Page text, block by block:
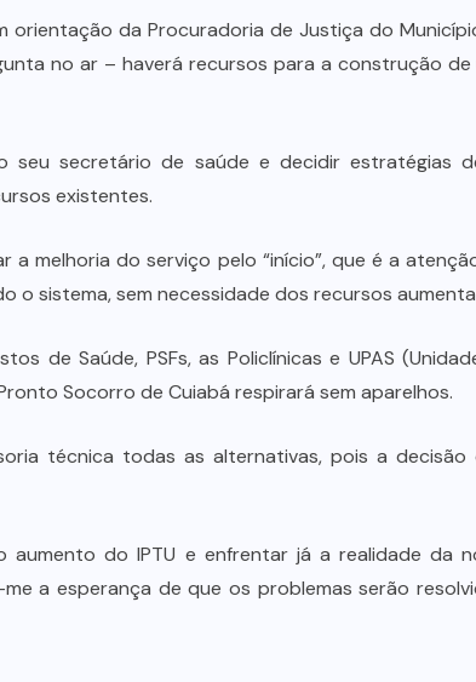
orientação da Procuradoria de Justiça do
no ar – haverá recursos para a construção
seu secretário de saúde e decidir estratégias
existentes.
a melhoria do serviço pelo “início”, que é a
o sistema, sem necessidade dos recursos
de Saúde, PSFs, as Policlínicas e UPAS
Socorro de Cuiabá respirará sem aparelhos.
técnica todas as alternativas, pois a decisão
do IPTU e enfrentar já a realidade da
a esperança de que os problemas serão